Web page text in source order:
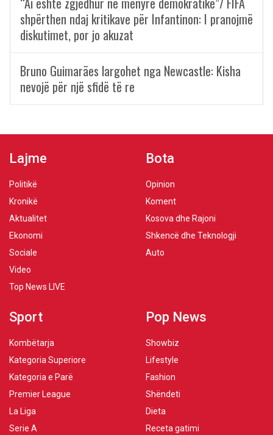
shpërthen ndaj kritikave për Infantinon: I pranojmë
diskutimet, por jo akuzat
Bruno Guimarães largohet nga Newcastle: Kisha
nevojë për një sfidë të re
Lajme
Politikë
Kronikë
Aktualitet
Ekonomi
Sociale
Video
Top News LIVE
Bota
Opinion
Koment
Kosova dhe Rajoni
Shkencë dhe Teknologji
Auto
Sport
Kombëtarja
Kategoria Superiore
Kategoria e Parë
Premier League
La Liga
Serie A
Pop News
Showbiz
Lifestyle
Fashion
Shëndeti
Dieta
Receta gatimi